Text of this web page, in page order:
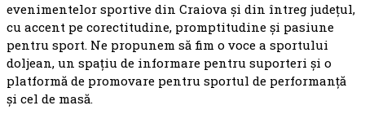
evenimentelor sportive din Craiova și din întreg județul,
cu accent pe corectitudine, promptitudine și pasiune
pentru sport. Ne propunem să fim o voce a sportului
doljean, un spațiu de informare pentru suporteri și o
platformă de promovare pentru sportul de performanță
și cel de masă.